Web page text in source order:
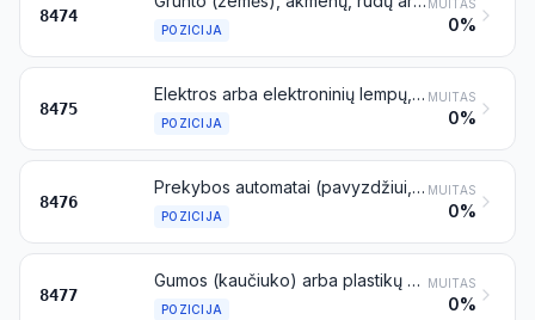
8474
POZICIJA
MUITAS
0%
8475
Elektros arba elektroninių lempų, elektroninių vamzdžių arba fotoblyksčių lempų su stikliniais gaubtais surinkimo mašinos; stiklo arba stiklo dirbinių gamybos arba karštojo apdirbimo mašinos
POZICIJA
MUITAS
0%
8476
Prekybos automatai (pavyzdžiui, pašto ženklų, cigarečių, maisto produktų arba gėrimų prekybos automatai), įskaitant pinigų keitimo automatus
POZICIJA
MUITAS
0%
8477
Gumos (kaučiuko) arba plastikų apdirbimo mašinos ir šių medžiagų produktų gamybos mašinos, nenurodytos kitoje šio skirsnio vietoje
POZICIJA
MUITAS
0%